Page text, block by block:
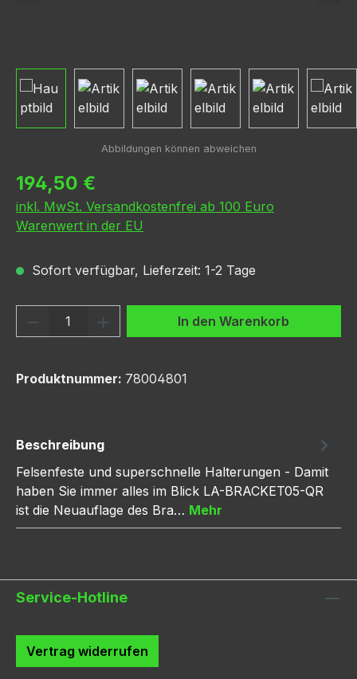
Regulärer Preis:
194,50 €
inkl. MwSt. Versandkostenfrei ab 100 Euro
Warenwert in der EU
Sofort verfügbar, Lieferzeit: 1-2 Tage
Produkt Anzahl: Gib denIn den Warenkorb
Produktnummer: 78004801
Beschreibung
Felsenfeste und superschnelle Halterungen - Damit
haben Sie immer alles im Blick LA-BRACKET05-QR
ist die Neuauflage des Bra… Mehr
Service-Hotline
Vertrag widerrufen